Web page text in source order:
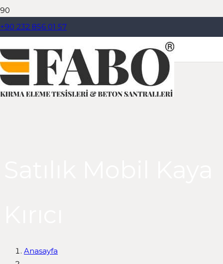
+90 232 856 01 57
Dil Seçiniz
Anasayfa